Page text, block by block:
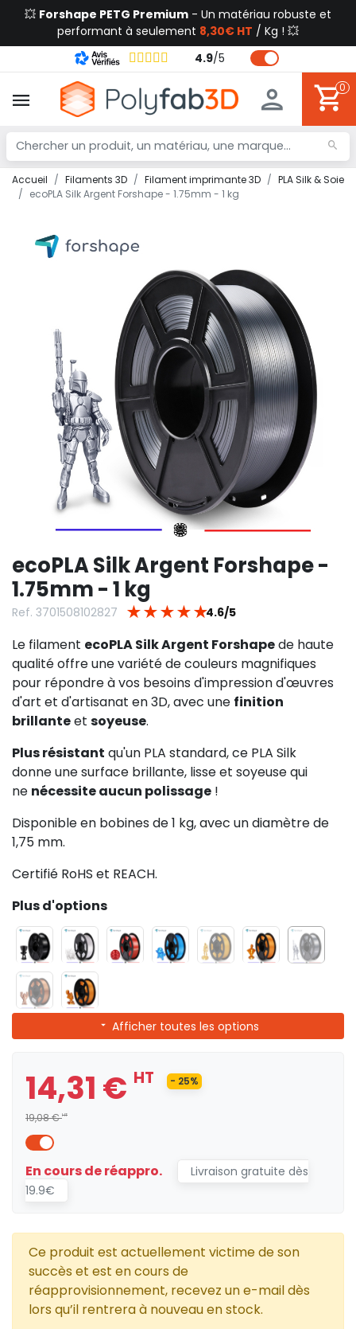
💥 Forshape PETG Premium - Un matériau robuste et
performant à seulement 8,30€ HT / Kg ! 💥
4.9/5
0
Accueil Filaments 3D Filament imprimante 3D
PLA Silk & Soie
ecoPLA Silk Argent Forshape - 1.75mm - 1 kg
ecoPLA Silk Argent Forshape -
1.75mm - 1 kg
Ref. 3701508102827 ★ ★ ★ ★ ★4.6/5
Le filament ecoPLA Silk Argent Forshapede haute
qualité offre une variété de couleurs magnifiques
pour répondre à vos besoins d'impression d'œuvres
d'art et d'artisanat en 3D, avec une finition
brillanteet soyeuse.
Plus résistant qu'un PLA standard, ce PLA Silk
donne une surface brillante, lisse et soyeuse qui
ne nécessite aucun polissage !
Disponible en bobines de 1 kg, avec un diamètre de
1,75 mm.
Certifié RoHS et REACH.
Plus d'options
Afficher toutes les options
14,31 € HT
19,08 €HT
- 25%
En cours de réappro.
Livraison gratuite dès
19.9€
Ce produit est actuellement victime de son
succès et est en cours de
réapprovisionnement, recevez un e-mail dès
lors qu’il rentrera à nouveau en stock.